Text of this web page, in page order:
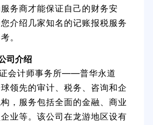
务商才能保证自己的财务安
介绍几家知名的记账报税服务
。
司介绍
会计师事务所——普华永道
领先的审计、税务、咨询和企
，服务包括全面的金融、商业
业等。该公司在龙游地区设有